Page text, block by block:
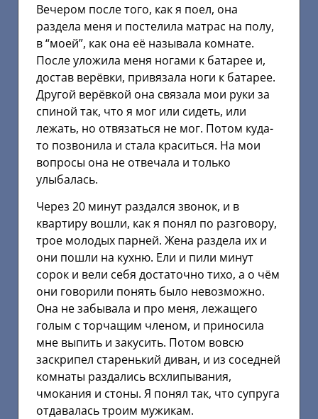
Вечером после того, как я поел, она
раздела меня и постелила матрас на полу,
в “моей”, как она её называла комнате.
После уложила меня ногами к батарее и,
достав верёвки, привязала ноги к батарее.
Другой верёвкой она связала мои руки за
спиной так, что я мог или сидеть, или
лежать, но отвязаться не мог. Потом куда-
то позвонила и стала краситься. На мои
вопросы она не отвечала и только
улыбалась.
Через 20 минут раздался звонок, и в
квартиру вошли, как я понял по разговору,
трое молодых парней. Жена раздела их и
они пошли на кухню. Ели и пили минут
сорок и вели себя достаточно тихо, а о чём
они говорили понять было невозможно.
Она не забывала и про меня, лежащего
голым с торчащим членом, и приносила
мне выпить и закусить. Потом вовсю
заскрипел старенький диван, и из соседней
комнаты раздались всхлипывания,
чмокания и стоны. Я понял так, что супруга
отдавалась троим мужикам.